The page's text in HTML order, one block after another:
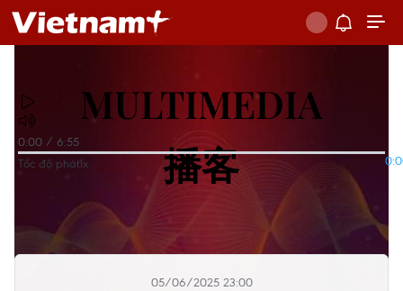
MULTIMEDIA
播客
0:00 / 6:55
Tốc độ phát1x
05/06/2025 23:00